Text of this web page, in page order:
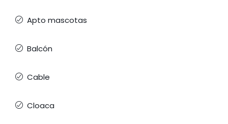
Apto mascotas
Balcón
Cable
Cloaca